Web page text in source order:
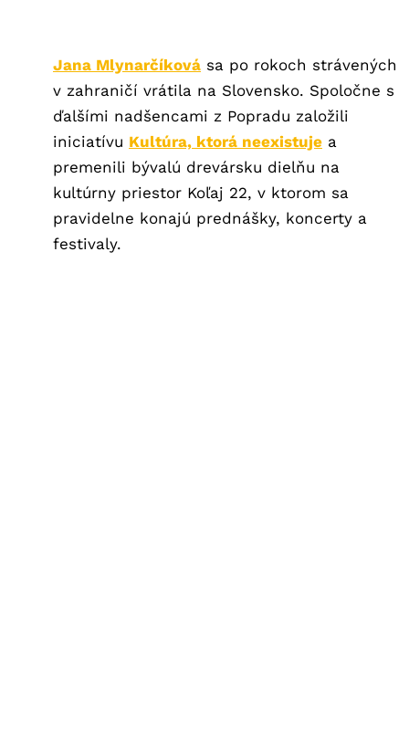
Jana Mlynarčíková sa po rokoch strávených
v zahraničí vrátila na Slovensko. Spoločne s
ďalšími nadšencami z Popradu založili
iniciatívu Kultúra, ktorá neexistuje a
premenili bývalú drevársku dielňu na
kultúrny priestor Koľaj 22, v ktorom sa
pravidelne konajú prednášky, koncerty a
festivaly.